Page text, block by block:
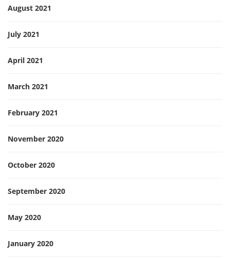
August 2021
July 2021
April 2021
March 2021
February 2021
November 2020
October 2020
September 2020
May 2020
January 2020